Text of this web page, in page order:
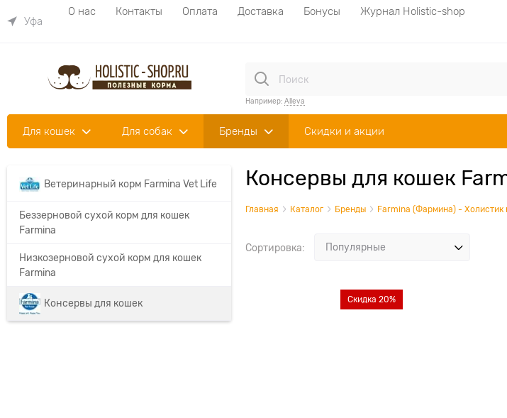
Уфа
О нас Контакты Оплата Доставка Бонусы
Журнал Holistic-shop
Например: Alleva
Для кошек Для собак Бренды Скидки и акции
Ветеринарный корм Farmina Vet Life
Беззерновой сухой корм для кошек
Farmina
Низкозерновой сухой корм для кошек
Farmina
Консервы для кошек
Консервы для кошек
Главная Каталог Бренды Farmina (Фармина) - Холистик
Сортировка:
Скидка 20%